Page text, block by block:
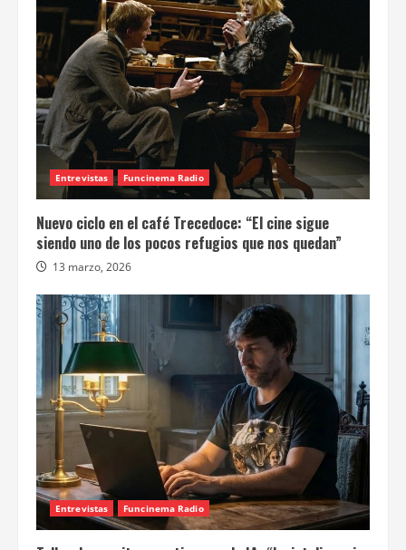
Entrevistas Funcinema Radio
Nuevo ciclo en el café Trecedoce: “El cine sigue
siendo uno de los pocos refugios que nos quedan”
13 marzo, 2026
Entrevistas Funcinema Radio